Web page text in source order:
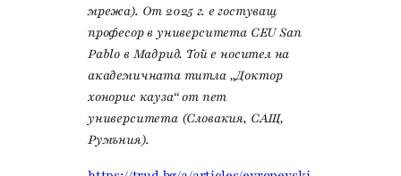
мрежа). От 2025 г. е гостуващ
професор в университета CEU San
Pablo в Мадрид. Той е носител на
академичната титла „Доктор
хонорис кауза“ от пет
университета (Словакия, САЩ,
Румъния).